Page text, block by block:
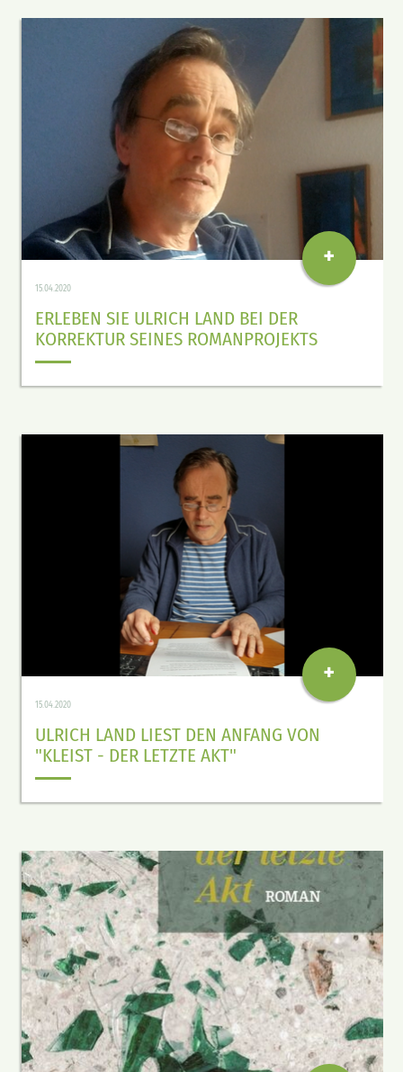
15.04.2020
ERLEBEN SIE ULRICH LAND BEI DER
KORREKTUR SEINES ROMANPROJEKTS
+
15.04.2020
ULRICH LAND LIEST DEN ANFANG VON
"KLEIST - DER LETZTE AKT"
+